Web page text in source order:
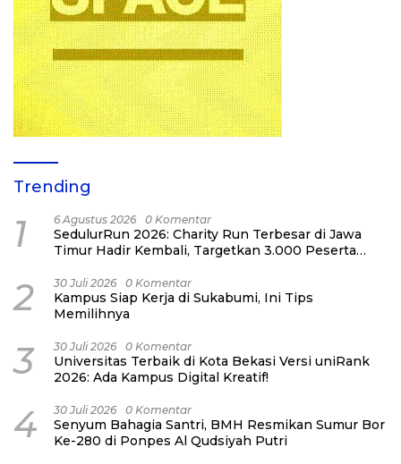
Trending
1 6 Agustus 2026 0 Komentar
SedulurRun 2026: Charity Run Terbesar di Jawa
Timur Hadir Kembali, Targetkan 3.000 Peserta
Honorer
2 30 Juli 2026 0 Komentar
Kampus Siap Kerja di Sukabumi, Ini Tips
Memilihnya
3 30 Juli 2026 0 Komentar
Universitas Terbaik di Kota Bekasi Versi uniRank
2026: Ada Kampus Digital Kreatif!
4 30 Juli 2026 0 Komentar
Senyum Bahagia Santri, BMH Resmikan Sumur Bor
Ke-280 di Ponpes Al Qudsiyah Putri